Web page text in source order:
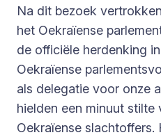
Na dit bezoek
het Oekraïense
de officiële herdenking
Oekraïense
als delegatie voor onze
hielden een minuut stilte
Oekraïense slachtoffers.